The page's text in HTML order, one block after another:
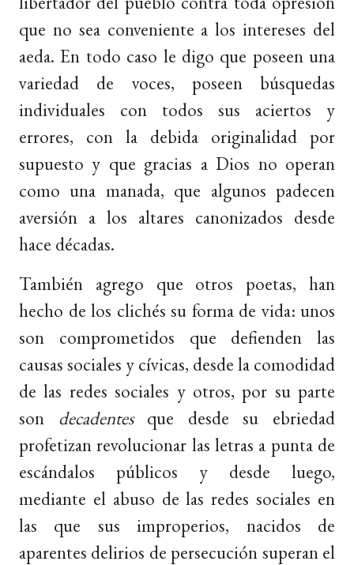
que no sea conveniente a los intereses del
aeda. En todo caso le digo que poseen una
variedad de voces, poseen búsquedas
individuales con todos sus aciertos y
errores, con la debida originalidad por
supuesto y que gracias a Dios no operan
como una manada, que algunos padecen
aversión a los altares canonizados desde
hace décadas.
También agrego que otros poetas, han
hecho de los clichés su forma de vida: unos
son comprometidos que defienden las
causas sociales y cívicas, desde la comodidad
de las redes sociales y otros, por su parte
son decadentesque desde su ebriedad
profetizan revolucionar las letras a punta de
escándalos públicos y desde luego,
mediante el abuso de las redes sociales en
las que sus improperios, nacidos de
aparentes delirios de persecución superan el